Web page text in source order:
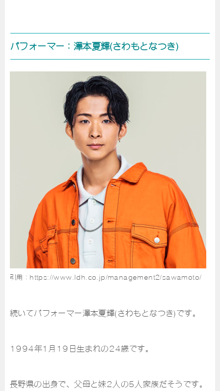
パフォーマー：澤本夏輝(さわもとなつき)
引用：https://www.ldh.co.jp/management2/sawamoto/
続いてパフォーマー澤本夏輝(さわもとなつき)です。
1994年1月19日生まれの24歳です。
長野県の出身で、父母と妹2人の5人家族だそうです。